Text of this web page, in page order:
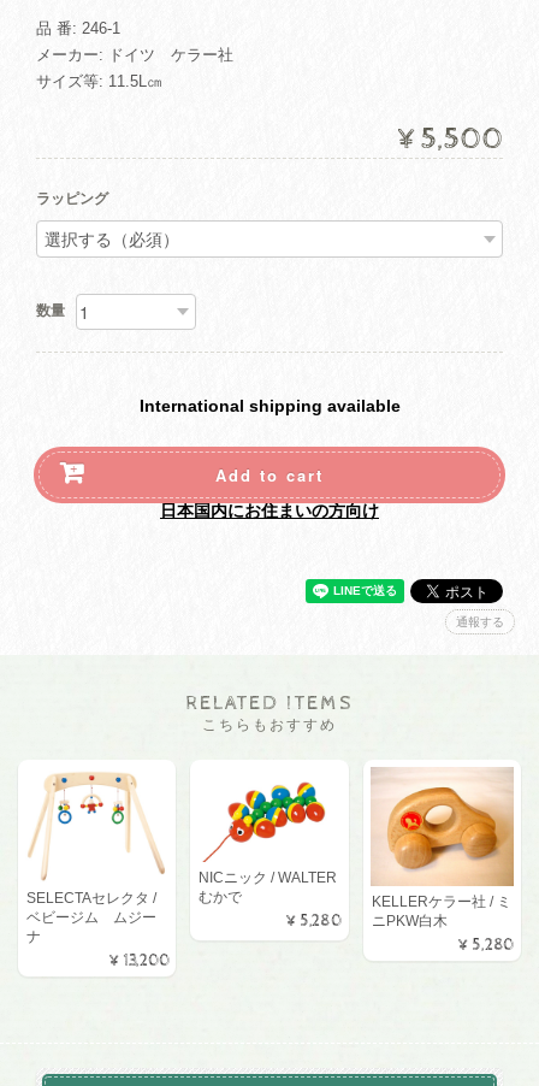
品 番: 246-1
メーカー: ドイツ ケラー社
サイズ等: 11.5L㎝
¥5,500
ラッピング
数量
International shipping available
Add to cart
日本国内にお住まいの方向け
通報する
RELATED ITEMS
こちらもおすすめ
SELECTAセレクタ /
ベビージム ムジー
ナ
¥13,200
NICニック / WALTER
むかで
¥5,280
KELLERケラー社 / ミ
ニPKW白木
¥5,280